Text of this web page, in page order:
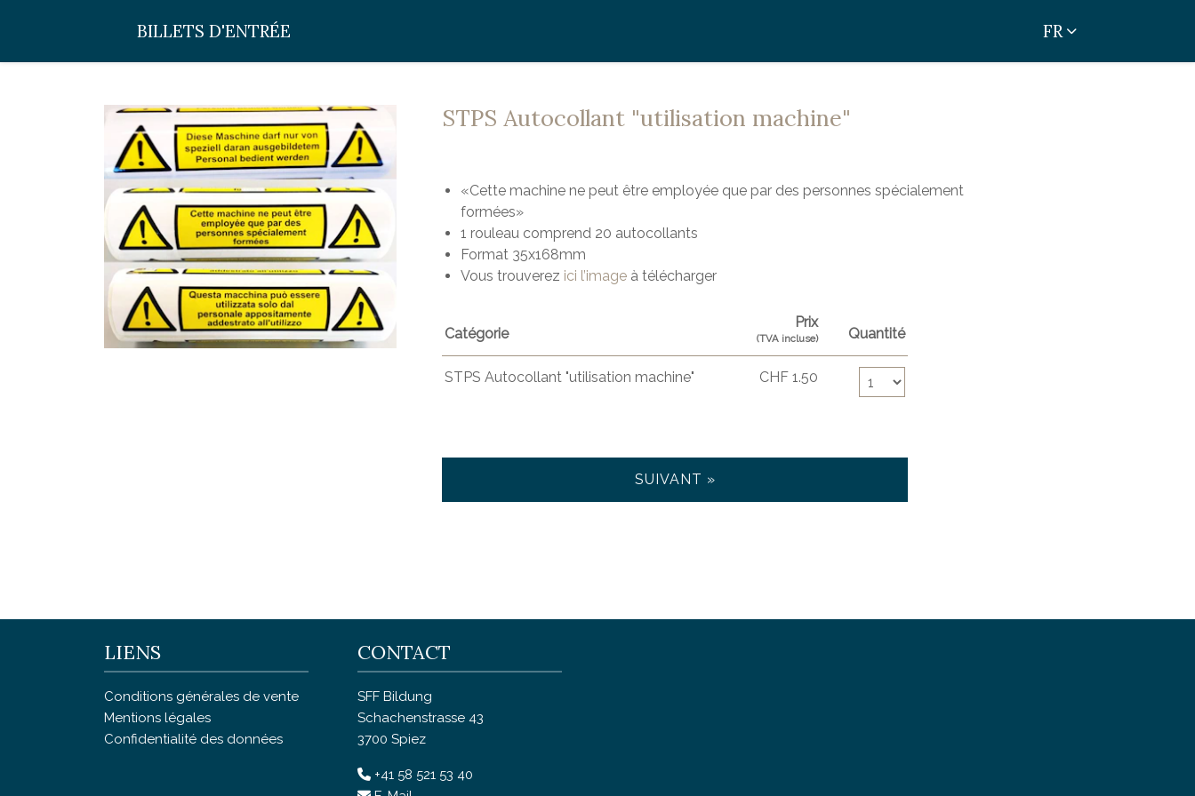
BILLETS D'ENTRÉE FR
STPS Autocollant "utilisation machine"
«Cette machine ne peut être employée que par des personnes spécialement
formées»
1 rouleau comprend 20 autocollants
Format 35x168mm
Vous trouverez ici l’imageà télécharger
Catégorie
Prix
(TVA incluse) Quantité
STPS Autocollant "utilisation machine" CHF 1.50 Nombre de billets STPS Autocollant "utilisation
SUIVANT »
LIENS
Conditions générales de vente
Mentions légales
Confidentialité des données
CONTACT
SFF Bildung
Schachenstrasse 43
3700 Spiez
+41 58 521 53 40